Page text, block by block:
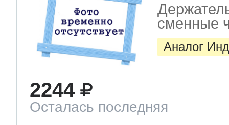
сменные
Аналог
2244
Осталась последняя